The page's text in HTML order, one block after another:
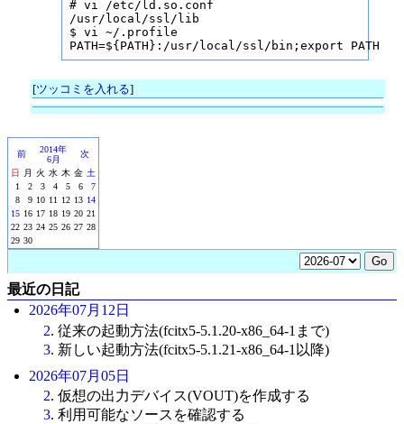
# vi /etc/ld.so.conf
/usr/local/ssl/lib
$ vi ~/.profile
PATH=${PATH}:/usr/local/ssl/bin;export PATH
[ツッコミを入れる]
前
2014年
6月
次
日
月 火 水 木 金 土
1
2 3 4 5 6
7
8
9 10 11 12 13 14
15 16 17 18 19 20 21
22 23 24 25 26 27 28
29 30
最近の日記
2026年07月12日
2. 従来の起動方法(fcitx5-5.1.20-x86_64-1まで)
3. 新しい起動方法(fcitx5-5.1.21-x86_64-1以降)
2026年07月05日
2. 仮想の出力デバイス(VOUT)を作成する
3. 利用可能なソースを確認する